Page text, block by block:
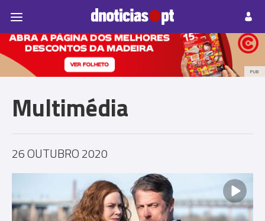
Prazeres Paisagens
PUB
Multimédia
26 OUTUBRO 2020